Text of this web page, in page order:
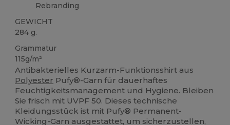
Rebranding
GEWICHT
284 g.
Grammatur
115g/m²
Antibakterielles Kurzarm-Funktionsshirt aus
Polyester Pufy®-Garn für dauerhaftes
Feuchtigkeitsmanagement und Hygiene. Bleiben
Sie frisch mit UVPF 50. Dieses technische
Kleidungsstück ist mit Pufy® Permanent-
Wicking-Garn ausgestattet, um sicherzustellen,